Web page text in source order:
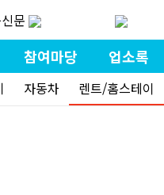
문
참여마당 업소록
자동차 렌트/홈스테이